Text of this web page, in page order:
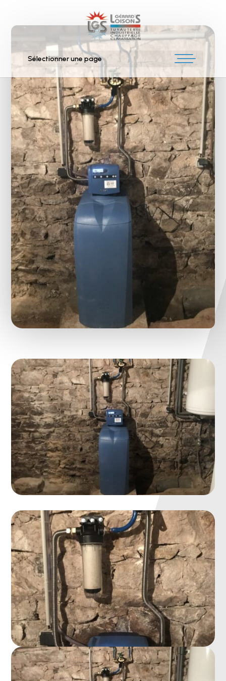
Sélectionner une page